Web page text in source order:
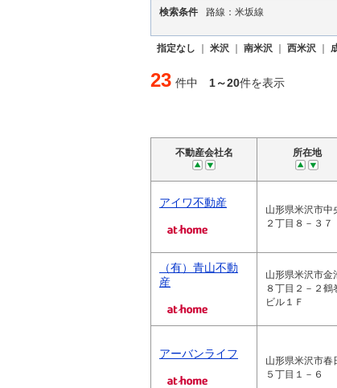
検索条件 路線：米坂線
指定なし ｜ 米沢 ｜ 南米沢 ｜ 西米沢 ｜
23 件中 1～20件を表示
不動産会社名 所在地
アイワ不動産
山形県米沢市中
２丁目８－３７
（有）青山不動
産
山形県米沢市金
８丁目２－２鶴
ビル１Ｆ
アーバンライフ
山形県米沢市春
５丁目１－６